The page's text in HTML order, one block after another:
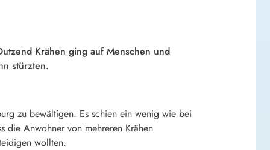
Krähen ging auf Menschen und
stürzten.
zu bewältigen. Es schien ein wenig wie bei
die Anwohner von mehreren Krähen
wollten.